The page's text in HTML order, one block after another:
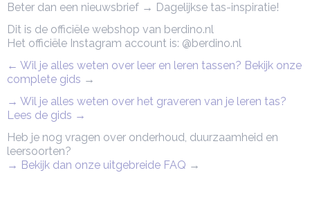
Beter dan een nieuwsbrief → Dagelijkse tas-inspiratie!
Dit is de officiële webshop van berdino.nl
Het officiële Instagram account is: @berdino.nl
← Wil je alles weten over leer en leren tassen? Bekijk onze
complete gids →
→ Wil je alles weten over het graveren van je leren tas?
Lees de gids →
Heb je nog vragen over onderhoud, duurzaamheid en
leersoorten?
→ Bekijk dan onze uitgebreide FAQ →